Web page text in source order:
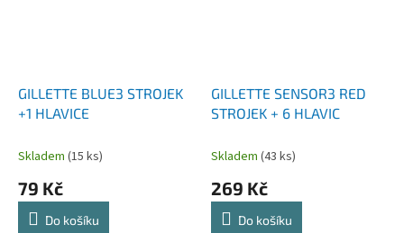
GILLETTE BLUE3 STROJEK
+1 HLAVICE
Skladem (15 ks)
79 Kč
Do košíku
GILLETTE SENSOR3 RED
STROJEK + 6 HLAVIC
Skladem (43 ks)
269 Kč
Do košíku